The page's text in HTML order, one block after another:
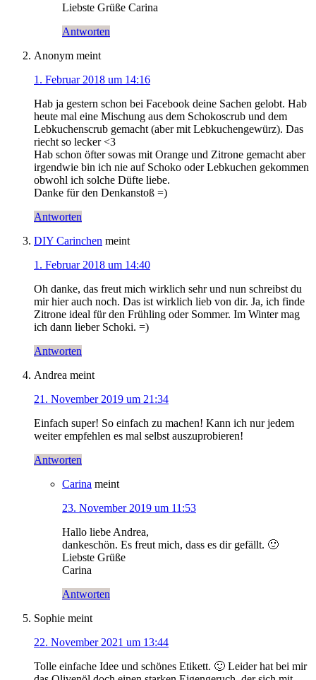
Liebste Grüße Carina
Antworten
Anonym meint
1. Februar 2018 um 14:16
Hab ja gestern schon bei Facebook deine Sachen gelobt. Hab
heute mal eine Mischung aus dem Schokoscrub und dem
Lebkuchenscrub gemacht (aber mit Lebkuchengewürz). Das
riecht so lecker <3
Hab schon öfter sowas mit Orange und Zitrone gemacht aber
irgendwie bin ich nie auf Schoko oder Lebkuchen gekommen
obwohl ich solche Düfte liebe.
Danke für den Denkanstoß =)
Antworten
DIY Carinchen meint
1. Februar 2018 um 14:40
Oh danke, das freut mich wirklich sehr und nun schreibst du
mir hier auch noch. Das ist wirklich lieb von dir. Ja, ich finde
Zitrone ideal für den Frühling oder Sommer. Im Winter mag
ich dann lieber Schoki. =)
Antworten
Andrea meint
21. November 2019 um 21:34
Einfach super! So einfach zu machen! Kann ich nur jedem
weiter empfehlen es mal selbst auszuprobieren!
Antworten
Carina meint
23. November 2019 um 11:53
Hallo liebe Andrea,
dankeschön. Es freut mich, dass es dir gefällt. 🙂
Liebste Grüße
Carina
Antworten
Sophie meint
22. November 2021 um 13:44
Tolle einfache Idee und schönes Etikett. 🙂 Leider hat bei mir